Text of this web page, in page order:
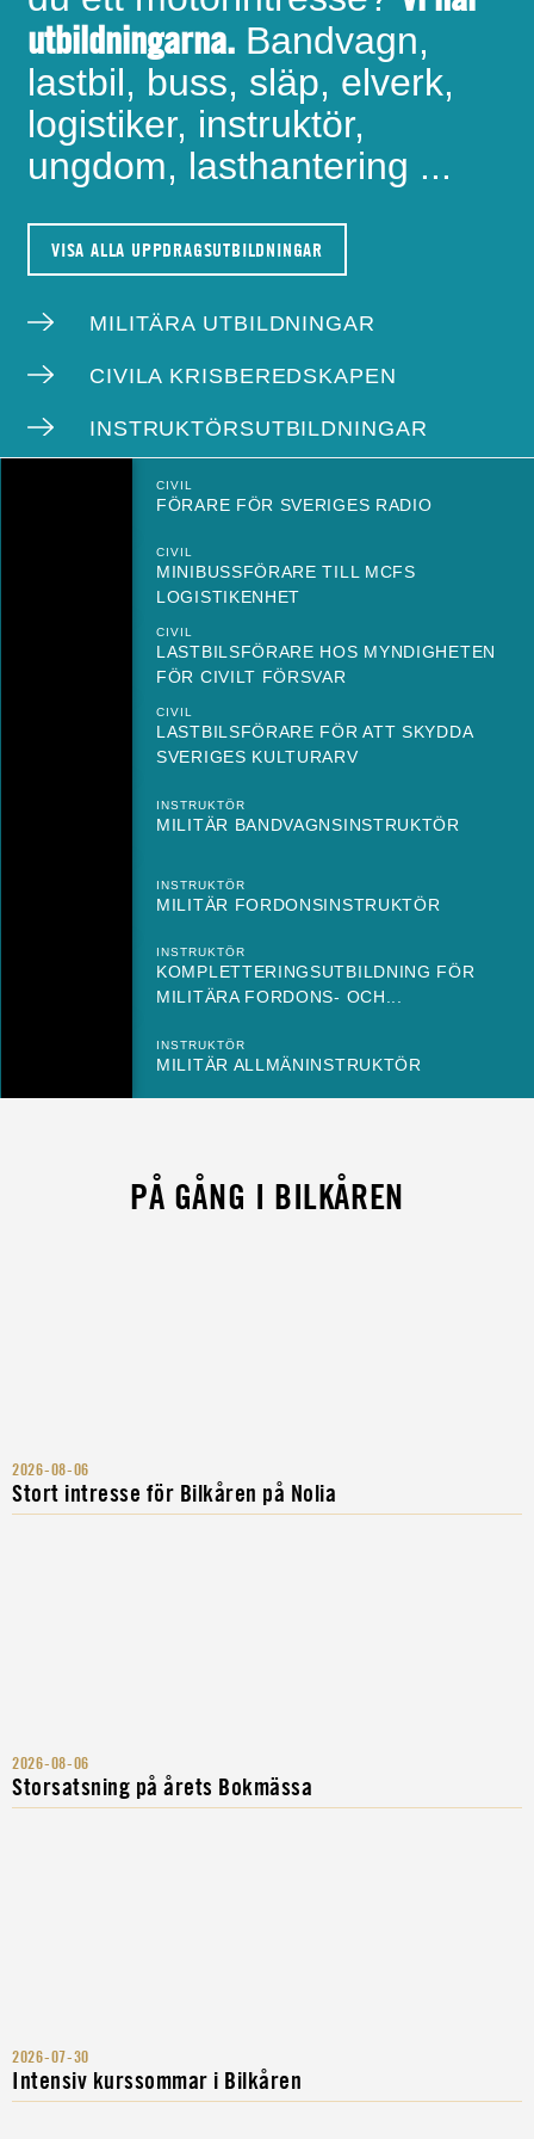
utbildningarna. Bandvagn,
lastbil, buss, släp, elverk,
logistiker, instruktör,
ungdom, lasthantering ...
VISA ALLA UPPDRAGSUTBILDNINGAR
MILITÄRA UTBILDNINGAR
CIVILA KRISBEREDSKAPEN
INSTRUKTÖRSUTBILDNINGAR
CIVIL
FÖRARE FÖR SVERIGES RADIO
CIVIL
MINIBUSSFÖRARE TILL MCFS
LOGISTIKENHET
CIVIL
LASTBILSFÖRARE HOS MYNDIGHETEN
FÖR CIVILT FÖRSVAR
CIVIL
LASTBILSFÖRARE FÖR ATT SKYDDA
SVERIGES KULTURARV
INSTRUKTÖR
MILITÄR BANDVAGNSINSTRUKTÖR
INSTRUKTÖR
MILITÄR FORDONSINSTRUKTÖR
INSTRUKTÖR
KOMPLETTERINGSUTBILDNING FÖR
MILITÄRA FORDONS- OCH...
INSTRUKTÖR
MILITÄR ALLMÄNINSTRUKTÖR
PÅ GÅNG I BILKÅREN
2026-08-06
Stort intresse för Bilkåren på Nolia
2026-08-06
Storsatsning på årets Bokmässa
2026-07-30
Intensiv kurssommar i Bilkåren